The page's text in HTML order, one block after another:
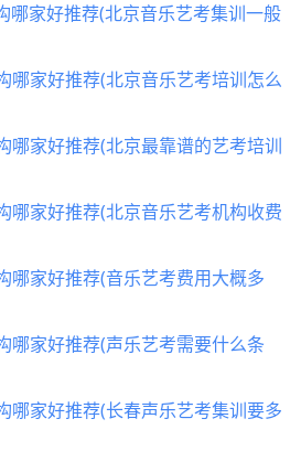
哪家好推荐(北京音乐艺考集训一般
哪家好推荐(北京音乐艺考培训怎么
哪家好推荐(北京最靠谱的艺考培训
哪家好推荐(北京音乐艺考机构收费
哪家好推荐(音乐艺考费用大概多
哪家好推荐(声乐艺考需要什么条
哪家好推荐(长春声乐艺考集训要多